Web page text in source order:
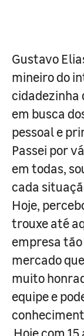
Gustavo
mineiro do
cidadezinha
em busca
pessoal e
Passei por
em todas,
cada
Hoje,
trouxe até
empresa
mercado
muito
equipe e
Hoje com